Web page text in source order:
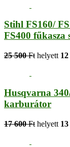
Stihl FS160/
FS400 fűkasza
25 500 Ft helyett
Husqvarna
karburátor
17 600 Ft helyett